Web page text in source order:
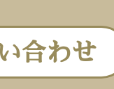
合わせ